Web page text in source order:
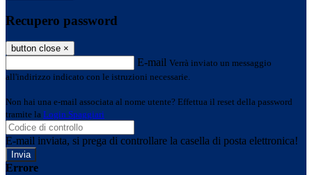
Recupero password
button close ×
E-mail Verrà inviato un messaggio
all'indirizzo indicato con le istruzioni necessarie.
Non hai una e-mail associata al nome utente? Effettua il reset della password
tramite la Login Spaggiari
E-mail inviata, si prega di controllare la casella di posta elettronica!
Errore